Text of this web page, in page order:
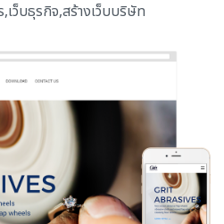
เว็บธุรกิจ,สร้างเว็บบริษัท